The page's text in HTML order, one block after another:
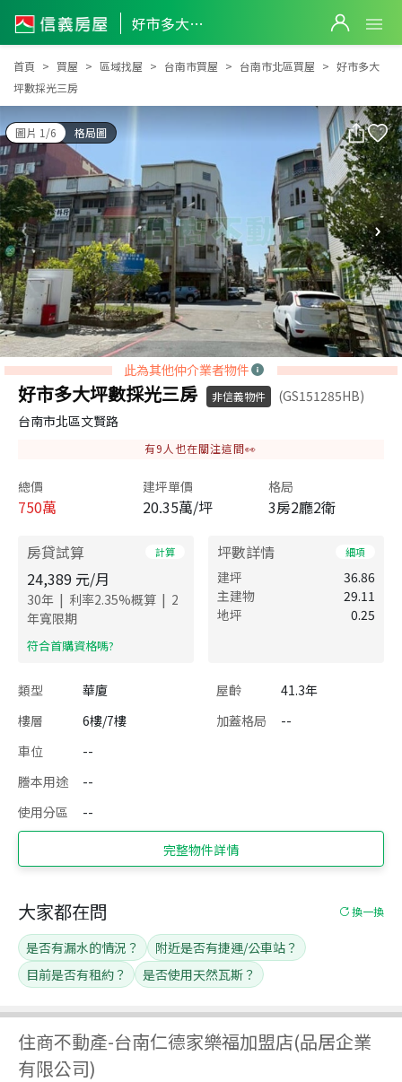
好市多大坪數採光三房
好市多大坪數採光三房
首頁 買屋 區域找屋 台南市買屋 台南市北區買屋
好市多大
坪數採光三房
圖片 1/6 格局圖
此為其他仲介業者物件
好市多大坪數採光三房 非信義物件
(GS151285HB)
台南市北區文賢路
有9 人也在關注這間👀
總價
750萬
建坪單價
20.35萬/坪
格局
3房2廳2衛
房貸試算 計算
24,389 元/月
30年 | 利率2.35%概算 | 2
年寬限期
​符合首購資格嗎?
坪數詳情 細項
建坪
36.86
主建物
29.11
地坪
0.25
類型 華廈 屋齡
41.3年
樓層
6樓/7樓 加蓋格局
--
車位
--
謄本用途
--
使用分區
--
完整物件詳情
住商不動產-台南仁德家樂福加盟店(品居企業
有限公司)
大家都在問 換一換
是否有漏水的情況？
附近是否有捷運/公車站？
目前是否有租約？
是否使用天然瓦斯？